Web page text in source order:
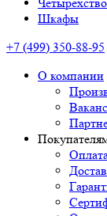
Шкафы
+7 (499) 350-88-95
О компании